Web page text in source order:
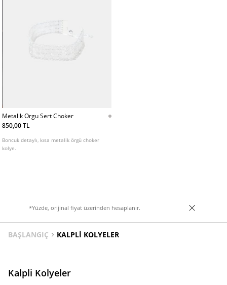
Metalik Orgu Sert Choker
850,00 TL
Boncuk detaylı, kısa metalik örgü choker
kolye.
*Yüzde, orijinal fiyat üzerinden hesaplanır.
BAŞLANGIÇ KALPLI KOLYELER
Kalpli Kolyeler